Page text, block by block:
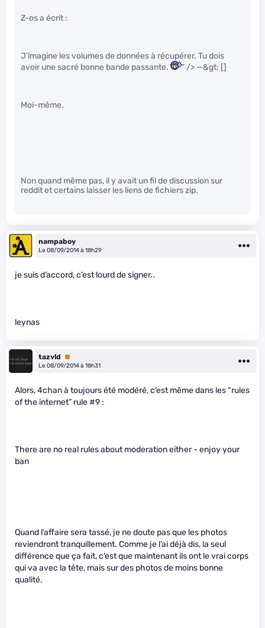
Z-os a écrit :
J’imagine les volumes de données à récupérer. Tu dois
avoir une sacré bonne bande passante.
" /> —&gt; []
Moi-même.
Non quand même pas, il y avait un fil de discussion sur
reddit et certains laisser les liens de fichiers zip.
nampaboy
Le 08/09/2014 à 18h29
je suis d’accord, c’est lourd de signer..
leynas
tazvld
Premium
Le 08/09/2014 à 18h31
Alors, 4chan à toujours été modéré, c’est même dans les “rules
of the internet” rule #9 :
There are no real rules about moderation either - enjoy your
ban
Quand l’affaire sera tassé, je ne doute pas que les photos
reviendront tranquillement. Comme je l’ai déjà dis, la seul
différence que ça fait, c’est que maintenant ils ont le vrai corps
qui va avec la tête, mais sur des photos de moins bonne
qualité.